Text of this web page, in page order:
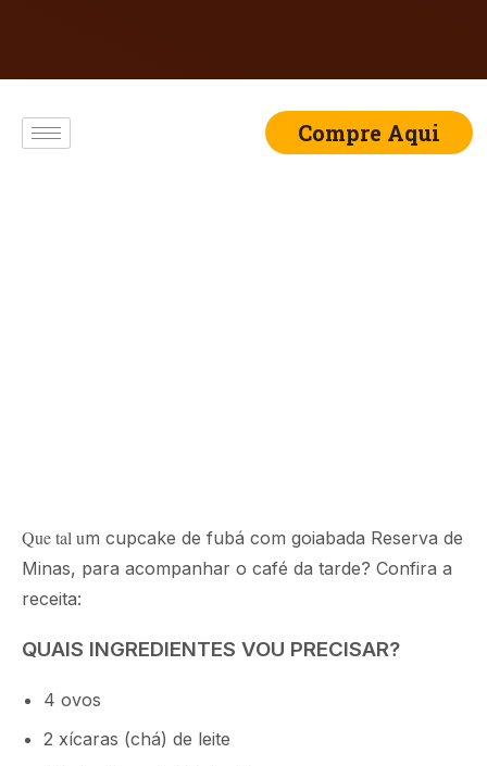
Compre Aqui
Que tal um cupcake de fubá com goiabada Reserva de
Minas, para acompanhar o café da tarde? Confira a
receita:
QUAIS INGREDIENTES VOU PRECISAR?
4 ovos
2 xícaras (chá) de leite